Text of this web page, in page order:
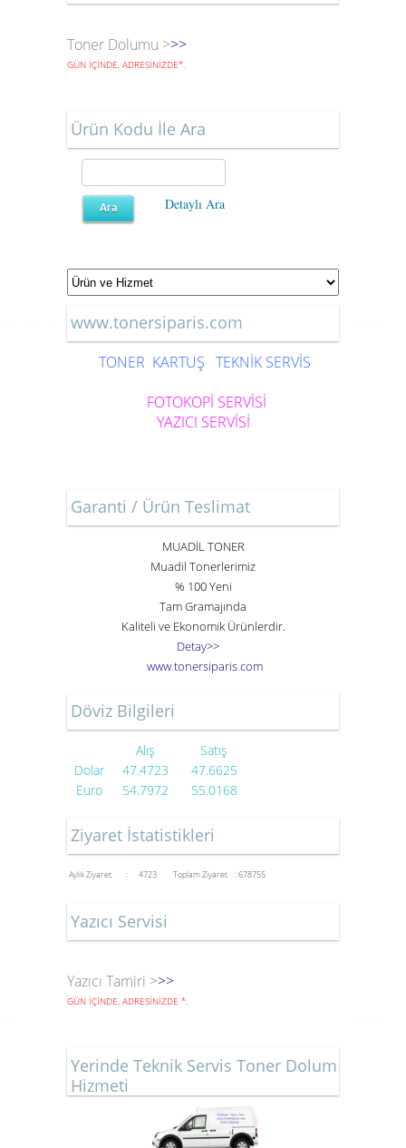
Toner Dolumu >>>
GÜN İÇİNDE, ADRESİNİZDE*.
Ürün Kodu İle Ara
Detaylı Ara
www.tonersiparis.com
TONER KARTUŞ TEKNİK SERVİS
FOTOKOPİ SERVİSİ
YAZICI SERVİSİ
Garanti / Ürün Teslimat
MUADİL TONER
Muadil Tonerlerimiz
% 100 Yeni
Tam Gramajında
Kaliteli ve Ekonomik Ürünlerdir.
Detay>>
www.tonersiparis.com
Döviz Bilgileri
Alış
Satış
Dolar
47.4723
47.6625
Euro
54.7972 55.0168
Ziyaret İstatistikleri
Aylık Ziyaret : 4723 Toplam Ziyaret : 678755
Yazıcı Servisi
Yazıcı Tamiri >>>
GÜN İÇİNDE, ADRESİNİZDE *.
Yerinde Teknik Servis Toner Dolum
Hizmeti